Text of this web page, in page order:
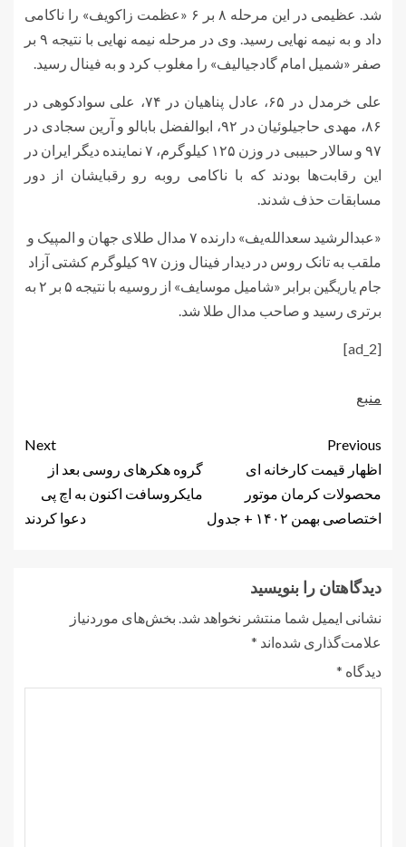
شد. عظیمی در این مرحله ۸ بر ۶ «عظمت زاکویف» را ناکامی
داد و به نیمه نهایی رسید. وی در مرحله نیمه نهایی با نتیجه ۹ بر
صفر «شمیل امام گادجیالیف» را مغلوب کرد و به فینال رسید.
علی خرمدل در ۶۵، عادل پناهیان در ۷۴، علی سوادکوهی در
۸۶، مهدی حاجیلوئیان در ۹۲، ابوالفضل بابالو و آرین سجادی در
۹۷ و سالار حبیبی در وزن ۱۲۵ کیلوگرم، ۷ نماینده دیگر ایران در
این رقابت‌ها بودند که با ناکامی روبه رو رقبایشان از دور
مسابقات حذف شدند.
«عبدالرشید سعدالله‌یف» دارنده ۷ مدال طلای جهان و المپیک و
ملقب به تانک روس در دیدار فینال وزن ۹۷ کیلوگرم کشتی آزاد
جام یاریگین برابر «شامیل موسایف» از روسیه با نتیجه ۵ بر ۲ به
برتری رسید و صاحب مدال طلا شد.
[ad_2]
منبع
Previous
اظهار قیمت کارخانه ای
محصولات کرمان موتور
اختصاصی بهمن ۱۴۰۲ + جدول
Next
گروه هکرهای روسی بعد از
مایکروسافت اکنون به اچ پی
دعوا کردند
دیدگاهتان را بنویسید
نشانی ایمیل شما منتشر نخواهد شد. بخش‌های موردنیاز
علامت‌گذاری شده‌اند *
دیدگاه *